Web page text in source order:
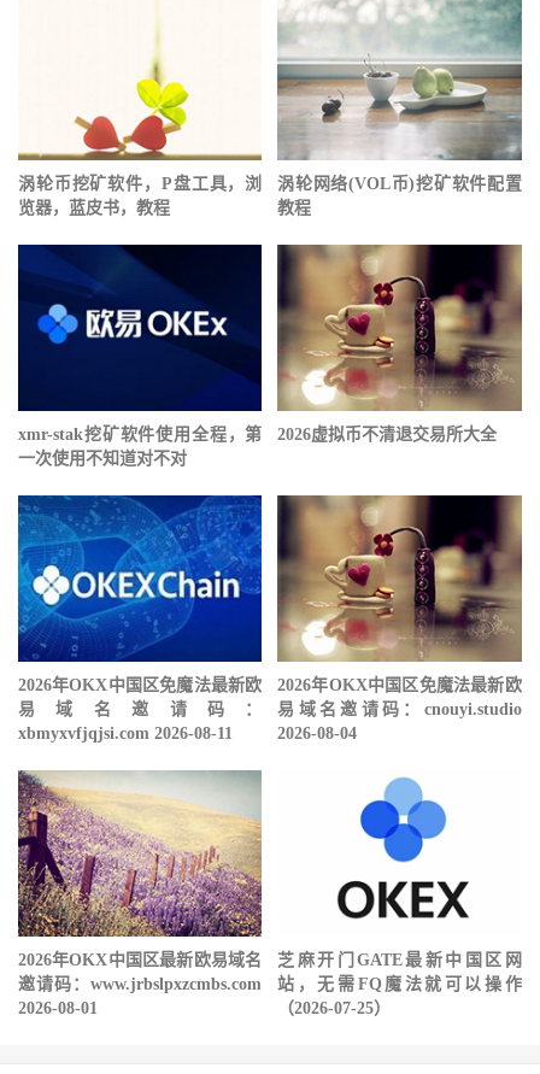
涡轮币挖矿软件，P盘工具，浏
览器，蓝皮书，教程
涡轮⽹络(VOL币)挖矿软件配置
教程
xmr-stak挖矿软件使用全程，第
一次使用不知道对不对
2026虚拟币不清退交易所大全
2026年OKX中国区免魔法最新欧
易域名邀请码：
xbmyxvfjqjsi.com 2026-08-11
2026年OKX中国区免魔法最新欧
易域名邀请码：cnouyi.studio
2026-08-04
2026年OKX中国区最新欧易域名
邀请码：www.jrbslpxzcmbs.com
2026-08-01
芝麻开门GATE最新中国区网
站，无需FQ魔法就可以操作
（2026-07-25）